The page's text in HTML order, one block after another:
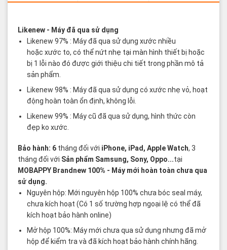
Likenew- Máy đã qua sử dụng
Likenew 97% : Máy đã qua sử dụng xước nhiều
hoặc xước to, có thể nứt nhẹ tại màn hình thiết bị hoặc
bị 1 lỗi nào đó được giới thiệu chi tiết trong phần mô tả
sản phẩm.
Likenew 98% : Máy đã qua sử dụng có xước nhẹ vỏ, hoạt
động hoàn toàn ổn định, không lỗi.
Likenew 99% : Máy cũ đã qua sử dụng, hình thức còn
đẹp ko xước.
Bảo hành: 6 tháng đối với iPhone, iPad, Apple Watch, 3
tháng đối với Sản phẩm Samsung, Sony, Oppo...tại
MOBAPPY Brandnew 100% - Máy mới hoàn toàn chưa qua
sử dụng.
Nguyên hộp: Mới nguyên hộp 100% chưa bóc seal máy,
chưa kích hoạt (Có 1 số trường hợp ngoại lệ có thể đã
kích hoạt bảo hành online)
Mở hộp 100%: Máy mới chưa qua sử dụng nhưng đã mở
hộp để kiểm tra và đã kích hoạt bảo hành chính hãng.